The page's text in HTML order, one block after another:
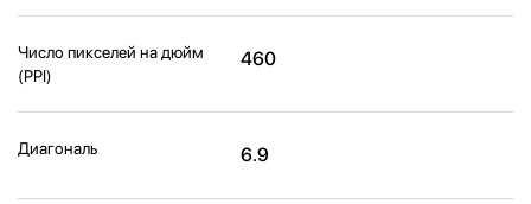
Число пикселей на дюйм
(PPI)
460
Диагональ 6.9